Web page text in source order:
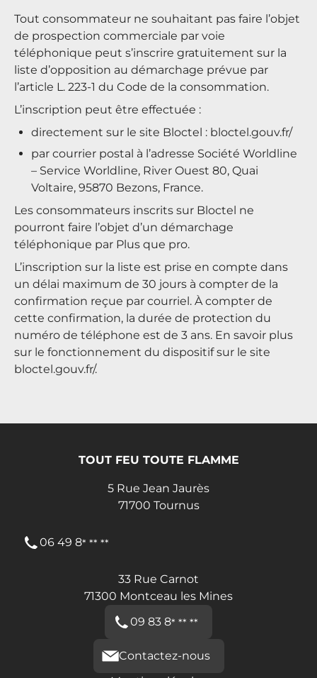
Tout consommateur ne souhaitant pas faire l’objet
de prospection commerciale par voie
téléphonique peut s’inscrire gratuitement sur la
liste d’opposition au démarchage prévue par
l’article L. 223-1 du Code de la consommation.
L’inscription peut être effectuée :
directement sur le site Bloctel : bloctel.gouv.fr/
par courrier postal à l’adresse Société Worldline
– Service Worldline, River Ouest 80, Quai
Voltaire, 95870 Bezons, France.
Les consommateurs inscrits sur Bloctel ne
pourront faire l’objet d’un démarchage
téléphonique par Plus que pro.
L’inscription sur la liste est prise en compte dans
un délai maximum de 30 jours à compter de la
confirmation reçue par courriel. À compter de
cette confirmation, la durée de protection du
numéro de téléphone est de 3 ans. En savoir plus
sur le fonctionnement du dispositif sur le site
bloctel.gouv.fr/.
TOUT FEU TOUTE FLAMME
5 Rue Jean Jaurès
71700 Tournus
06 49 8* ** **
33 Rue Carnot
71300 Montceau les Mines
09 83 8* ** **
Contactez-nous